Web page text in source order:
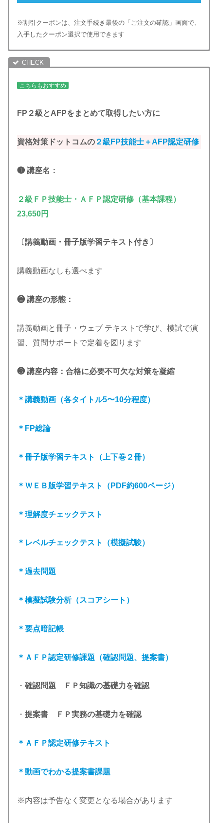
※割引クーポンは、注文手続き最後の「ご注文の確認」画面で、
入手したクーポン選択で使用できます
こちらもおすすめ
FP２級とAFPをまとめて取得したい方に
資格対策ドットコムの ２級FP技能士＋AFP認定研修
❶ 講座名：
２級ＦＰ技能士・ＡＦＰ認定研修（基本課程）
23,650円
〔講義動画・冊子版学習テキスト付き〕
講義動画なしも選べます
❷ 講座の形態：
講義動画と冊子・ウェブ テキストで学び、模試で演
習、質問サポートで定着を図ります
❸ 講座内容：合格に必要不可欠な対策を凝縮
＊講義動画（各タイトル5〜10分程度）
＊FP総論
＊冊子版学習テキスト（上下巻２冊）
＊ＷＥＢ版学習テキスト（PDF約600ページ）
＊理解度チェックテスト
＊レベルチェックテスト（模擬試験）
＊過去問題
＊模擬試験分析（スコアシート）
＊要点暗記帳
＊ＡＦＰ認定研修課題（確認問題、提案書）
・ 確認問題 ＦＰ知識の基礎力を確認
・ 提案書 ＦＰ実務の基礎力を確認
＊ＡＦＰ認定研修テキスト
＊動画でわかる提案書課題
※内容は予告なく変更となる場合があります